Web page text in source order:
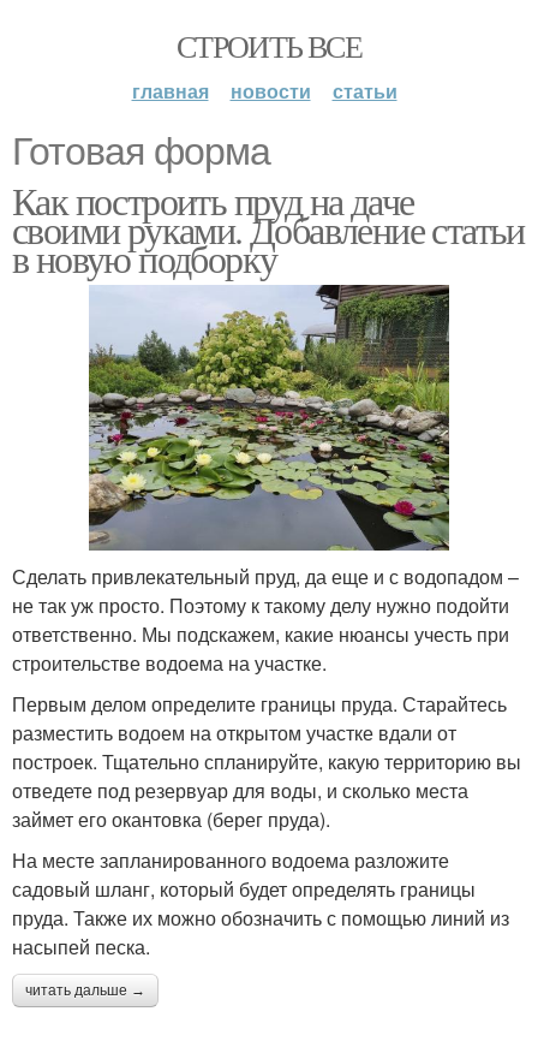
СТРОИТЬ ВСЕ
главная новости статьи
Готовая форма
Как построить пруд на даче
своими руками. Добавление статьи
в новую подборку
Сделать привлекательный пруд, да еще и с водопадом –
не так уж просто. Поэтому к такому делу нужно подойти
ответственно. Мы подскажем, какие нюансы учесть при
строительстве водоема на участке.
Первым делом определите границы пруда. Старайтесь
разместить водоем на открытом участке вдали от
построек. Тщательно спланируйте, какую территорию вы
отведете под резервуар для воды, и сколько места
займет его окантовка (берег пруда).
На месте запланированного водоема разложите
садовый шланг, который будет определять границы
пруда. Также их можно обозначить с помощью линий из
насыпей песка.
читать дальше →